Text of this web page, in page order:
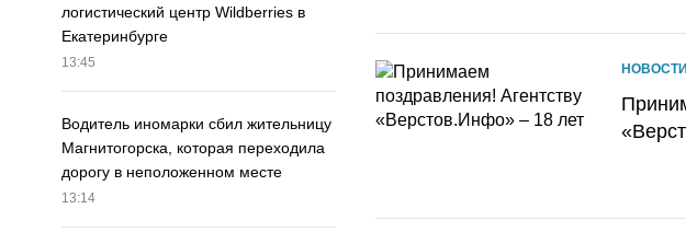
логистический центр Wildberries в
Екатеринбурге
13:45
Водитель иномарки сбил жительницу
Магнитогорска, которая переходила
дорогу в неположенном месте
13:14